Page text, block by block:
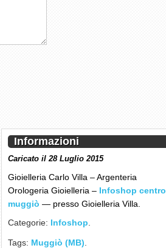
Informazioni
Caricato il 28 Luglio 2015
Gioielleria Carlo Villa – Argenteria
Orologeria Gioielleria – Infoshop centro
muggiò — presso Gioielleria Villa
Categorie: Infoshop
Tags: Muggiò (MB)